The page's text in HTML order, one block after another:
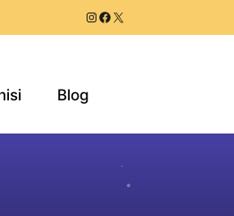
Blog